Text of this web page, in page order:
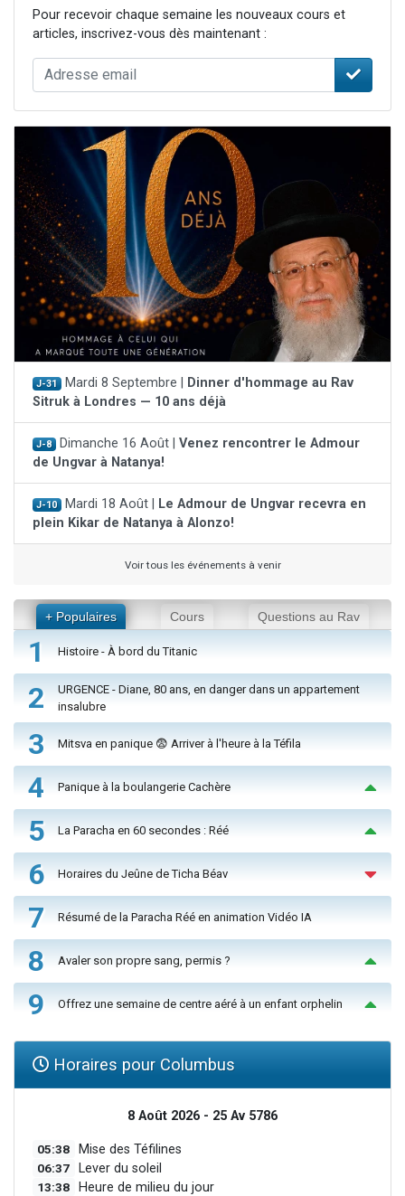
Pour recevoir chaque semaine les nouveaux cours et
articles, inscrivez-vous dès maintenant :
J-31 Mardi 8 Septembre |
Dinner d'hommage au Rav
Sitruk à Londres — 10 ans déjà
J-8 Dimanche 16 Août | Venez rencontrer le Admour
de Ungvar à Natanya!
J-10 Mardi 18 Août |
Le Admour de Ungvar recevra en
plein Kikar de Natanya à Alonzo!
Voir tous les événements à venir
+ Populaires Cours Questions au Rav
1 Histoire - À bord du Titanic
2
URGENCE - Diane, 80 ans, en danger dans un appartement
insalubre
3 Mitsva en panique 😨 Arriver à l'heure à la Téfila
4 Panique à la boulangerie Cachère
5 La Paracha en 60 secondes : Réé
6 Horaires du Jeûne de Ticha Béav
7 Résumé de la Paracha Réé en animation Vidéo IA
8 Avaler son propre sang, permis ?
9 Offrez une semaine de centre aéré à un enfant orphelin
Horaires pour Columbus
8 Août 2026 - 25 Av 5786
05:38 Mise des Téfilines
06:37 Lever du soleil
13:38 Heure de milieu du jour